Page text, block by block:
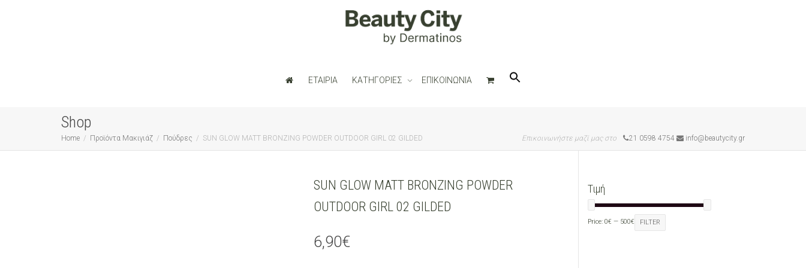
ΕΤΑΙΡΙΑ ΚΑΤΗΓΟΡΙΕΣ ΕΠΙΚΟΙΝΩΝΙΑ
Shop
Home Προϊόντα Μακιγιάζ Πούδρες SUN GLOW MATT BRONZING POWDER OUTDOOR GIRL 02 GILDED Επικοινωνήστε μαζί μας στο 21 0598 4754 info@beautycity.gr
SUN GLOW MATT BRONZING POWDER
OUTDOOR GIRL 02 GILDED
6,90€
Τιμή
FILTER
Price: 0€ — 500€